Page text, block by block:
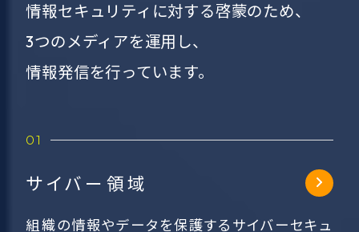
情報セキュリティに対する啓蒙のため、
3つのメディアを運用し、
情報発信を行っています。
サイバー領域
組織の情報やデータを保護するサイバーセキュ